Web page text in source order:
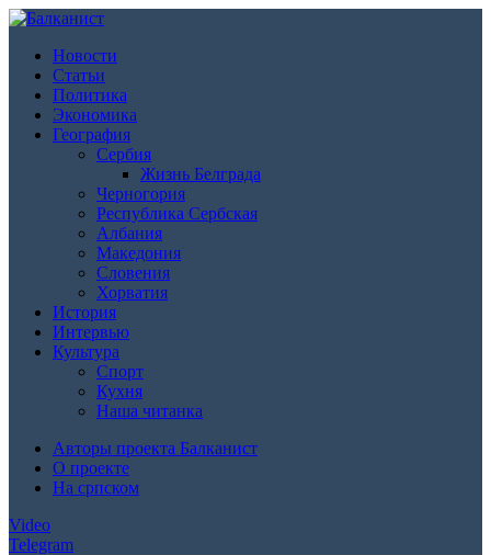
Новости
Статьи
Политика
Экономика
География
Сербия
Жизнь Белграда
Черногория
Республика Сербская
Албания
Македония
Словения
Хорватия
История
Интервью
Культура
Спорт
Кухня
Наша читанка
Авторы проекта Балканист
О проекте
На српском
Video
Telegram